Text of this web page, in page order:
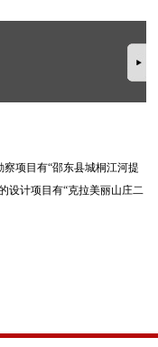
项目有“邵东县城桐江河提
设计项目有“克拉美丽山庄二